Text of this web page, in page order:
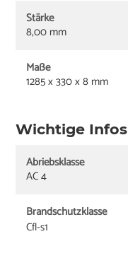
Stärke
8,00 mm
Maße
1285 x 330 x 8 mm
Wichtige Infos
Abriebsklasse
AC 4
Brandschutzklasse
Cfl-s1